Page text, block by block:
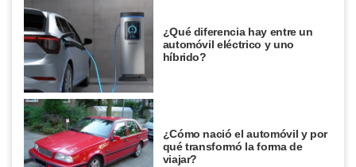
¿Qué diferencia hay entre un
automóvil eléctrico y uno
híbrido?
¿Cómo nació el automóvil y por
qué transformó la forma de
viajar?